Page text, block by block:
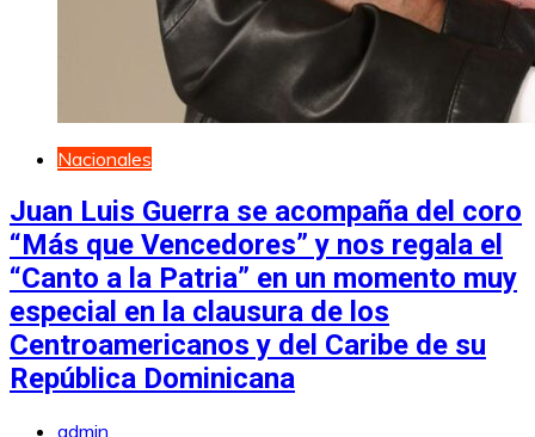
Nacionales
Juan Luis Guerra se acompaña del coro
“Más que Vencedores” y nos regala el
“Canto a la Patria” en un momento muy
especial en la clausura de los
Centroamericanos y del Caribe de su
República Dominicana
admin